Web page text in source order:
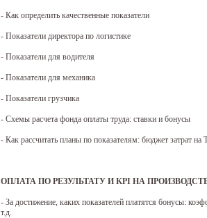
- Как определить качественные показатели
- Показатели директора по логистике
- Показатели для водителя
- Показатели для механика
- Показатели грузчика
- Схемы расчета фонда оплаты труда: ставки и бонусы
- Как рассчитать планы по показателям: бюджет затрат на
ОПЛАТА ПО РЕЗУЛЬТАТУ И KPI НА
- За достижение, каких показателей платятся бонусы:
т.д.